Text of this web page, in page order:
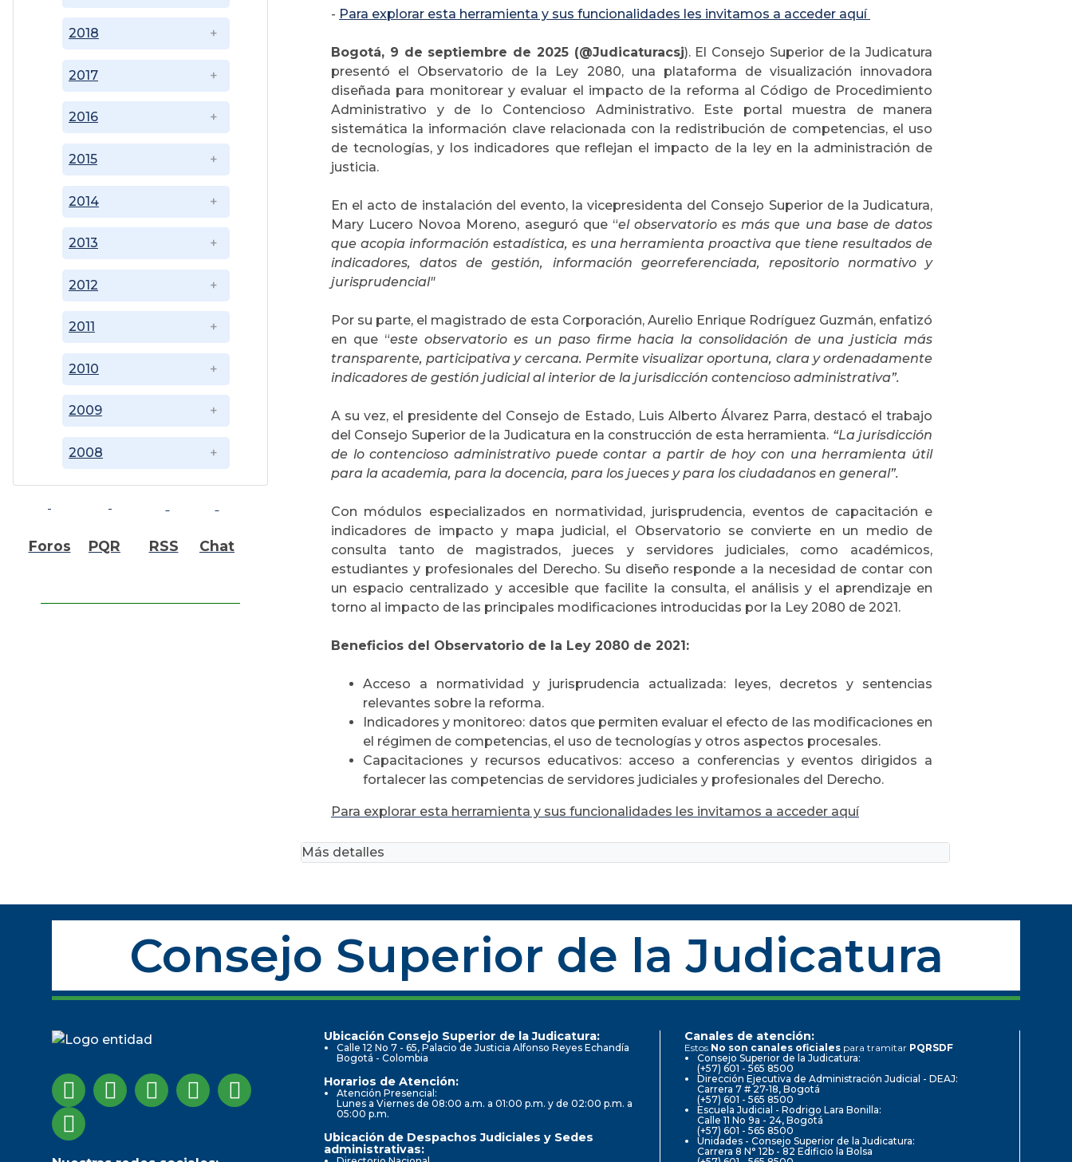
2008
2009
2010
2011
2012
2013
2014
2015
2016
2017
2018
Foros PQR RSS Chat
- Para explorar esta herramienta y sus funcionalidades les invitamos a acceder aquí
Bogotá, 9 de septiembre de 2025 (@Judicaturacsj). El Consejo Superior de la Judicatura
presentó el Observatorio de la Ley 2080, una plataforma de visualización innovadora
diseñada para monitorear y evaluar el impacto de la reforma al Código de Procedimiento
Administrativo y de lo Contencioso Administrativo. Este portal muestra de manera
sistemática la información clave relacionada con la redistribución de competencias, el uso
de tecnologías, y los indicadores que reflejan el impacto de la ley en la administración de
justicia.
En el acto de instalación del evento, la vicepresidenta del Consejo Superior de la Judicatura,
Mary Lucero Novoa Moreno, aseguró que “el observatorio es más que una base de datos
que acopia información estadística, es una herramienta proactiva que tiene resultados de
indicadores, datos de gestión, información georreferenciada, repositorio normativo y
jurisprudencial"
Por su parte, el magistrado de esta Corporación, Aurelio Enrique Rodríguez Guzmán, enfatizó
en que “este observatorio es un paso firme hacia la consolidación de una justicia más
transparente, participativa y cercana. Permite visualizar oportuna, clara y ordenadamente
indicadores de gestión judicial al interior de la jurisdicción contencioso administrativa”.
A su vez, el presidente del Consejo de Estado, Luis Alberto Álvarez Parra, destacó el trabajo
del Consejo Superior de la Judicatura en la construcción de esta herramienta. “La jurisdicción
de lo contencioso administrativo puede contar a partir de hoy con una herramienta útil
para la academia, para la docencia, para los jueces y para los ciudadanos en general”.
Con módulos especializados en normatividad, jurisprudencia, eventos de capacitación e
indicadores de impacto y mapa judicial, el Observatorio se convierte en un medio de
consulta tanto de magistrados, jueces y servidores judiciales, como académicos,
estudiantes y profesionales del Derecho. Su diseño responde a la necesidad de contar con
un espacio centralizado y accesible que facilite la consulta, el análisis y el aprendizaje en
torno al impacto de las principales modificaciones introducidas por la Ley 2080 de 2021.
Beneficios del Observatorio de la Ley 2080 de 2021:
Acceso a normatividad y jurisprudencia actualizada: leyes, decretos y sentencias
relevantes sobre la reforma.
Indicadores y monitoreo: datos que permiten evaluar el efecto de las modificaciones en
el régimen de competencias, el uso de tecnologías y otros aspectos procesales.
Capacitaciones y recursos educativos: acceso a conferencias y eventos dirigidos a
fortalecer las competencias de servidores judiciales y profesionales del Derecho.
Para explorar esta herramienta y sus funcionalidades les invitamos a acceder aquí
Más detalles
Consejo Superior de la Judicatura
Ubicación Consejo Superior de la Judicatura:
Calle 12 No 7 - 65, Palacio de Justicia Alfonso Reyes Echandía
Bogotá - Colombia
Horarios de Atención:
Atención Presencial:
Lunes a Viernes de 08:00 a.m. a 01:00 p.m. y de 02:00 p.m. a
05:00 p.m.
Ubicación de Despachos Judiciales y Sedes
administrativas:
Canales de atención:
Estos No son canales oficiales para tramitar PQRSDF
Consejo Superior de la Judicatura:
(+57) 601 - 565 8500
Dirección Ejecutiva de Administración Judicial - DEAJ:
Carrera 7 # 27-18, Bogotá
(+57) 601 - 565 8500
Escuela Judicial - Rodrigo Lara Bonilla:
Calle 11 No 9a - 24, Bogotá
(+57) 601 - 565 8500
Unidades - Consejo Superior de la Judicatura:
Carrera 8 N° 12b - 82 Edificio la Bolsa